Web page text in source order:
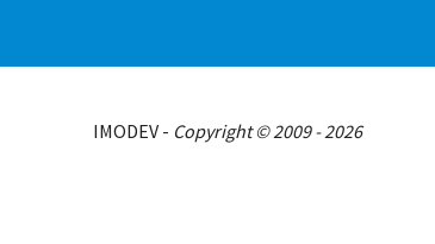
IMODEV - Copyright © 2009 - 2026